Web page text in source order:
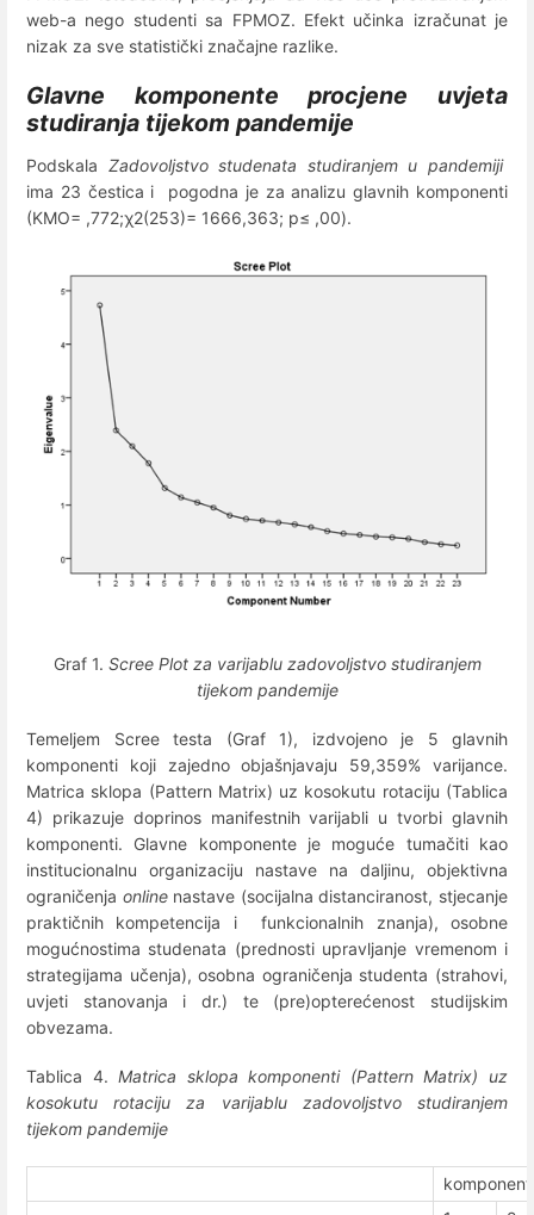
web-a nego studenti sa FPMOZ. Efekt učinka izračunat je
nizak za sve statistički značajne razlike.
Glavne komponente procjene uvjeta
studiranja tijekom pandemije
Podskala Zadovoljstvo studenata studiranjem u pandemiji
ima 23 čestica i pogodna je za analizu glavnih komponenti
(KMO= ,772;χ2(253)= 1666,363; p≤ ,00).
Graf 1. Scree Plot za varijablu zadovoljstvo studiranjem
tijekom pandemije
Temeljem Scree testa (Graf 1), izdvojeno je 5 glavnih
komponenti koji zajedno objašnjavaju 59,359% varijance.
Matrica sklopa (Pattern Matrix) uz kosokutu rotaciju (Tablica
4) prikazuje doprinos manifestnih varijabli u tvorbi glavnih
komponenti. Glavne komponente je moguće tumačiti kao
institucionalnu organizaciju nastave na daljinu, objektivna
ograničenja onlinenastave (socijalna distanciranost, stjecanje
praktičnih kompetencija i funkcionalnih znanja), osobne
mogućnostima studenata (prednosti upravljanje vremenom i
strategijama učenja), osobna ograničenja studenta (strahovi,
uvjeti stanovanja i dr.) te (pre)opterećenost studijskim
obvezama.
Tablica 4.Matrica sklopa komponenti (Pattern Matrix) uz
kosokutu rotaciju za varijablu zadovoljstvo studiranjem
tijekom pandemije